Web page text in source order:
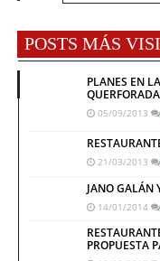
POSTS MÁS
PLANES EN
05/09/2013
21/03/2013
JANO GALÁN
14/01/2014
PROPUESTA